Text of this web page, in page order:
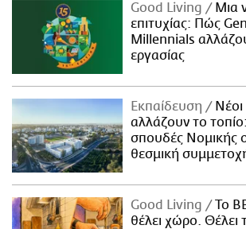
Good Living
Μια
επιτυχίας: Πώς
Millennials
εργασίας
Εκπαίδευση
Νέοι
αλλάζουν το
σπουδές Νομικής
θεσμική
Good Living
Το
θέλει χώρο. Θέλει